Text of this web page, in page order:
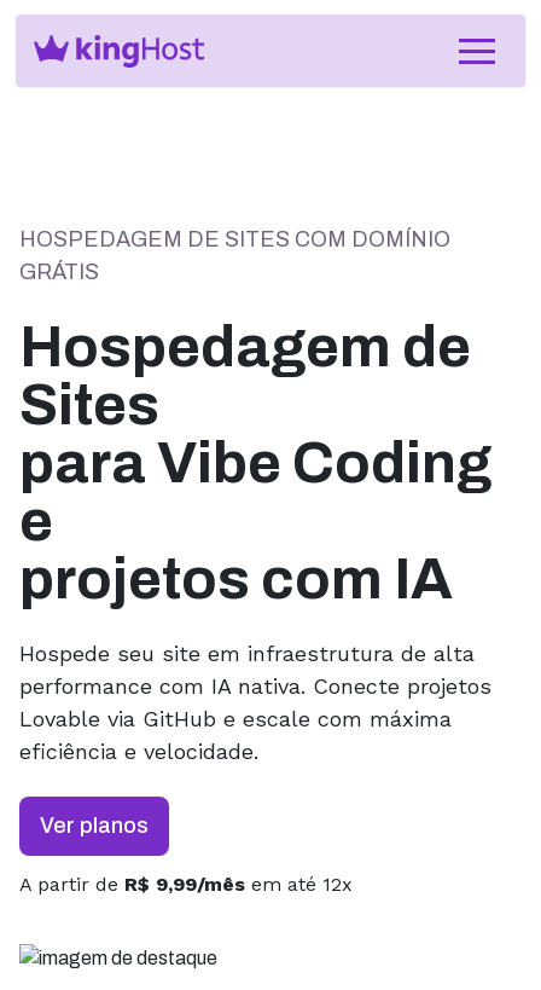
HOSPEDAGEM DE SITES COM DOMÍNIO
GRÁTIS
Hospedagem de
Sites
para Vibe Coding
e
projetos com IA
Hospede seu site em infraestrutura de alta
performance com IA nativa. Conecte projetos
Lovable via GitHub e escale com máxima
eficiência e velocidade.
Ver planos
A partir de R$ 9,99/mês em até 12x